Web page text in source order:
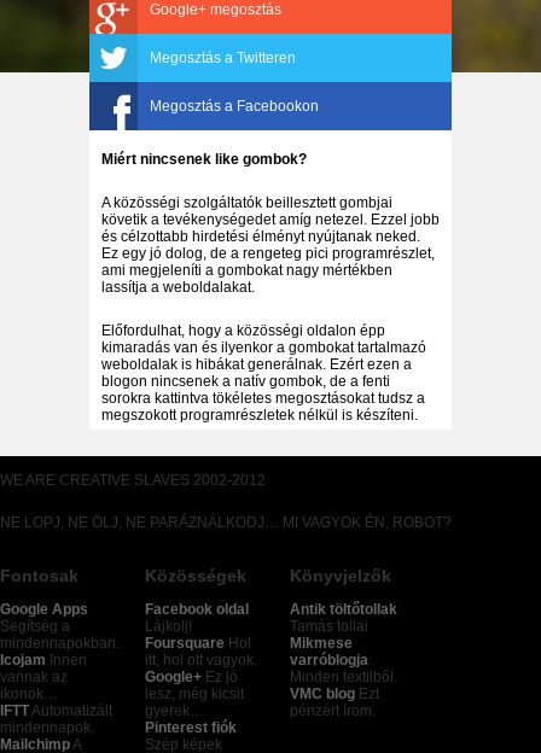
Google+ megosztás
Megosztás a Twitteren
Megosztás a Facebookon
Miért nincsenek like gombok?
A közösségi szolgáltatók beillesztett gombjai
követik a tevékenységedet amíg netezel. Ezzel jobb
és célzottabb hirdetési élményt nyújtanak neked.
Ez egy jó dolog, de a rengeteg pici programrészlet,
ami megjeleníti a gombokat nagy mértékben
lassítja a weboldalakat.
Előfordulhat, hogy a közösségi oldalon épp
kimaradás van és ilyenkor a gombokat tartalmazó
weboldalak is hibákat generálnak. Ezért ezen a
blogon nincsenek a natív gombok, de a fenti
sorokra kattintva tökéletes megosztásokat tudsz a
megszokott programrészletek nélkül is készíteni.
WE ARE CREATIVE SLAVES 2002-2012
NE LOPJ, NE ÖLJ, NE PARÁZNÁLKODJ… MI VAGYOK ÉN, ROBOT?
Fontosak
Google Apps
Segítség a
mindennapokban.
Icojam Innen
vannak az
ikonok…
IFTTAutomatizált
mindennapok.
MailchimpA
Közösségek
Facebook oldal
Lájkolj!
Foursquare Hol
itt, hol ott vagyok.
Google+ Ez jó
lesz, még kicsit
gyerek…
Pinterest fiók
Szép képek
Könyvjelzők
Antik töltőtollak
Tamás tollai
Mikmese
varróblogja
Minden textilből.
VMC blog Ezt
pénzért írom.